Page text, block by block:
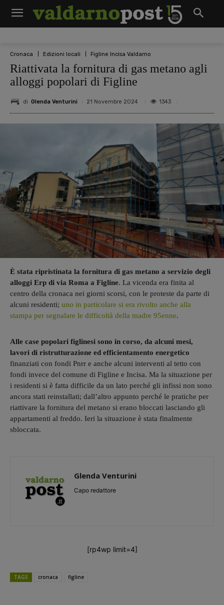
Cronaca Edizioni locali Figline Incisa Valdarno
Riattivata la fornitura di gas metano agli
alloggi popolari di Figline
di Glenda Venturini 21 Novembre 2024 1343
È stata ripristinata la fornitura di gas metano a servizio degli
alloggi Erp di via Roma a Figline. La vicenda era finita al
centro della cronaca nei giorni scorsi, con le proteste da parte di
alcuni residenti; uno in particolare si era rivolto anche alla
stampa per segnalare le difficoltà della madre 95enne.
Alle case popolari figlinesi sono in corso, da alcuni mesi,
lavori di ristrutturazione ed efficientamento energetico
finanziati con fondi Pnrr e anche alcuni interventi al tetto con
fondi invece del comune di Figline e Incisa. Ma la situazione per
i residenti si è fatta difficile da un lato perché gli infissi non sono
ancora stati reinstallati; dall’altro appunto perché le pratiche per
riattivare la fornitura del metano si erano bloccati lasciando gli
appartamenti al freddo. Ieri la situazione è stata finalmente
sbloccata.
Glenda Venturini
Capo redattore
[rp4wp limit=4]
TAGS cronaca figline